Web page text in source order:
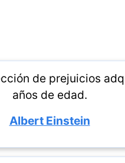
de prejuicios
años de edad.
Albert Einstein